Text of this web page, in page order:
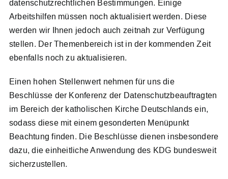
datenschutzrechtlichen Bestimmungen. Einige
Arbeitshilfen müssen noch aktualisiert werden. Diese
werden wir Ihnen jedoch auch zeitnah zur Verfügung
stellen. Der Themenbereich ist in der kommenden Zeit
ebenfalls noch zu aktualisieren.
Einen hohen Stellenwert nehmen für uns die
Beschlüsse der Konferenz der Datenschutzbeauftragten
im Bereich der katholischen Kirche Deutschlands ein,
sodass diese mit einem gesonderten Menüpunkt
Beachtung finden. Die Beschlüsse dienen insbesondere
dazu, die einheitliche Anwendung des KDG bundesweit
sicherzustellen.